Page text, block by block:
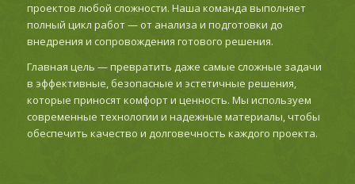
проектов любой сложности. Наша команда выполняет
полный цикл работ — от анализа и подготовки до
внедрения и сопровождения готового решения.
Главная цель — превратить даже самые сложные задачи
в эффективные, безопасные и эстетичные решения,
которые приносят комфорт и ценность. Мы используем
современные технологии и надежные материалы, чтобы
обеспечить качество и долговечность каждого проекта.